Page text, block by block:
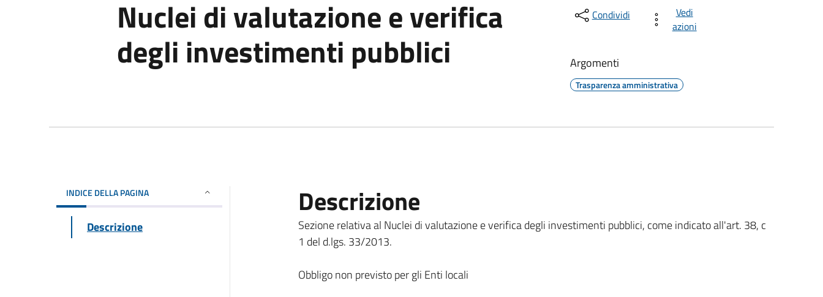
Nuclei di valutazione e verifica
degli investimenti pubblici
Condividi
Vedi
azioni
Argomenti
Trasparenza amministrativa
INDICE DELLA PAGINA
Descrizione
Descrizione
Sezione relativa al Nuclei di valutazione e verifica degli investimenti pubblici, come indicato all'art. 38, c
1 del d.lgs. 33/2013.
Obbligo non previsto per gli Enti locali